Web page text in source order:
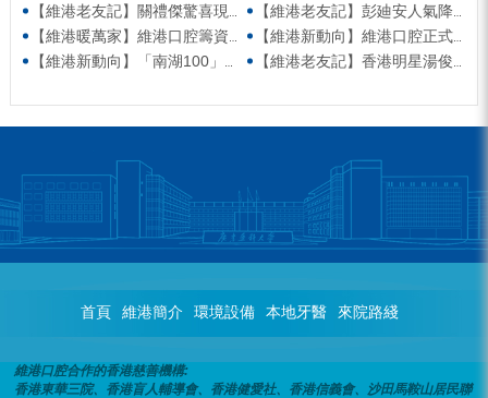
【維港老友記】關禮傑驚喜現身維港口腔出任明星一日CEO 即場演繹同分享經驗！
【維港老友記】彭廸安人氣降臨維港口腔任明星一日店長 勁歌熱舞快閃表演點燃全場！
【維港暖萬家】維港口腔籌資捐款援助廣西洪澇災區 攜手香港廣西南寧同鄉會共獻愛心
【維港新動向】維港口腔正式獲聘為「羅湖區社會醫療機構行業協會監事單位」
【維港新動向】「南湖100」品牌發佈會 維港口腔獲評「突出貢獻企業」殊榮
【維港老友記】香港明星湯俊明驚喜現身維港口腔 擔任明星一日店長！
首頁 維港簡介 環境設備 本地牙醫 來院路綫
維港口腔合作的香港慈善機構:
香港東華三院、香港盲人輔導會、香港健愛社、香港信義會、沙田馬鞍山居民聯